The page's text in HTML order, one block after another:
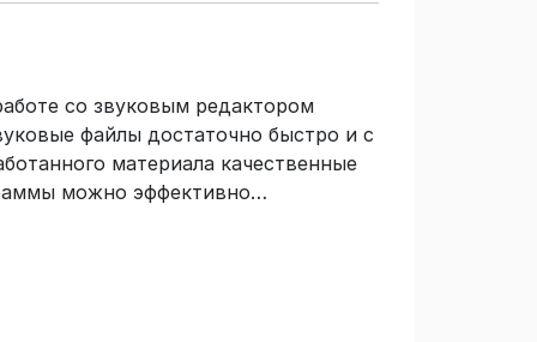
со звуковым редактором
файлы достаточно быстро и с
материала качественные
можно эффективно
эффектов, осуществлять точную
звуковые петли,
старых записей,